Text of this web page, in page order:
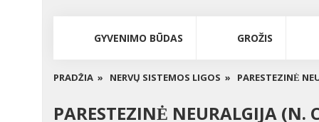
GYVENIMO BŪDAS GROŽIS
PRADŽIA » NERVŲ SISTEMOS LIGOS » PARESTEZINĖ
PARESTEZINĖ NEURALGIJA (N.